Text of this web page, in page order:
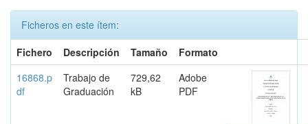
Ficheros en este ítem:
Fichero
Descripción Tamaño
Formato
16868.p
df
Trabajo de
Graduación
729,62
kB
Adobe
PDF